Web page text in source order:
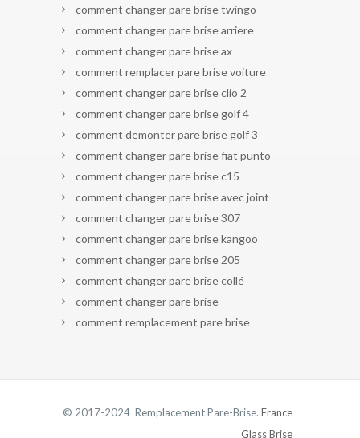
comment changer pare brise twingo
comment changer pare brise arriere
comment changer pare brise ax
comment remplacer pare brise voiture
comment changer pare brise clio 2
comment changer pare brise golf 4
comment demonter pare brise golf 3
comment changer pare brise fiat punto
comment changer pare brise c15
comment changer pare brise avec joint
comment changer pare brise 307
comment changer pare brise kangoo
comment changer pare brise 205
comment changer pare brise collé
comment changer pare brise
comment remplacement pare brise
© 2017-2024 Remplacement Pare-Brise. France
Glass Brise